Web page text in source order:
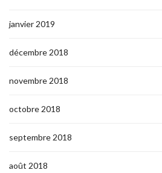
janvier 2019
décembre 2018
novembre 2018
octobre 2018
septembre 2018
août 2018